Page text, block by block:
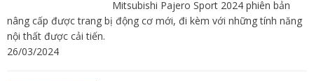
Mitsubishi Pajero Sport 2024 phiên bản
nâng cấp được trang bị động cơ mới, đi kèm với những tính năng
nội thất được cải tiến.
26/03/2024